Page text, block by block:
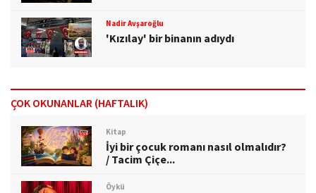
Nadir Avşaroğlu
'Kızılay' bir binanın adıydı
ÇOK OKUNANLAR (HAFTALIK)
Kitap
İyi bir çocuk romanı nasıl olmalıdır?
/ Tacim Çiçe...
Öykü